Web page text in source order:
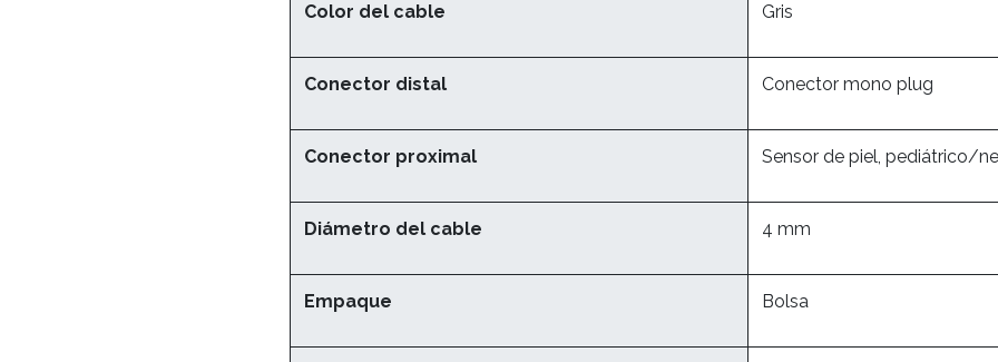
Color del cable Gris
Conector distal Conector mono plug
Conector proximal Sensor de piel, pediátrico/
Diámetro del cable 4 mm
Empaque Bolsa